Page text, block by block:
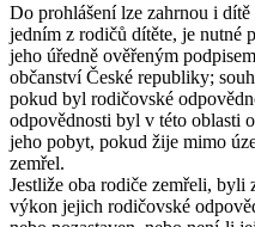
Do prohlášení lze zahrnou i
jedním z rodičů dítěte, je nutné
jeho úředně ověřeným
občanství České republiky;
pokud byl rodičovské
odpovědnosti byl v této oblasti
jeho pobyt, pokud žije mimo
zemřel.
Jestliže oba rodiče zemřeli, byli
výkon jejich rodičovské